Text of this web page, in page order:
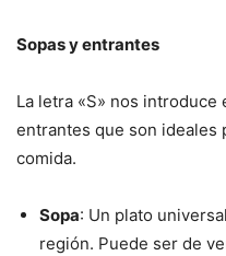
Sopas y entrantes
La letra «S» nos introduce
entrantes que son ideales
comida.
Sopa: Un plato
región. Puede ser de